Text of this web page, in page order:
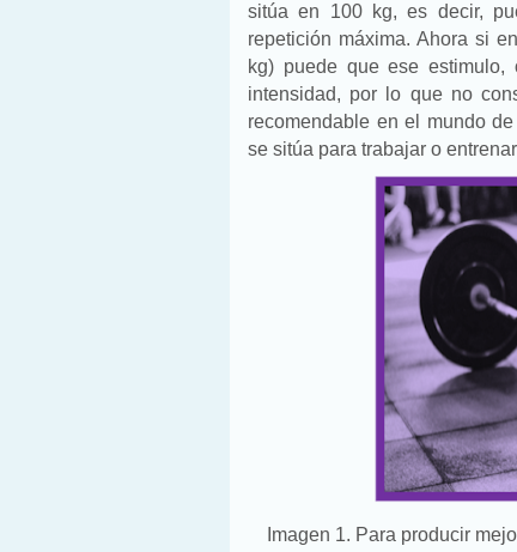
sitúa en 100 kg, es decir,
repetición máxima.Ahora si
kg) puede que ese
intensidad, por lo que no
recomendable en el mundo
se sitúa para trabajar o
Imagen 1. Para producir